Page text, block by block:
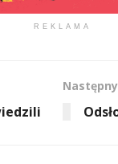
REKLAMA
Następny